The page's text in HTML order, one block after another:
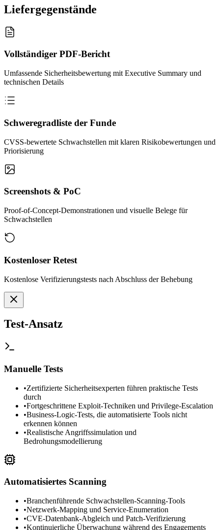
Liefergegenstände
Vollständiger PDF-Bericht
Umfassende Sicherheitsbewertung mit Executive Summary und
technischen Details
Schweregradliste der Funde
CVSS-bewertete Schwachstellen mit klaren Risikobewertungen und
Priorisierung
Screenshots & PoC
Proof-of-Concept-Demonstrationen und visuelle Belege für
Schwachstellen
Kostenloser Retest
Kostenlose Verifizierungstests nach Abschluss der Behebung
Test-Ansatz
Manuelle Tests
•Zertifizierte Sicherheitsexperten führen praktische Tests
durch
•Fortgeschrittene Exploit-Techniken und Privilege-Escalation
•Business-Logic-Tests, die automatisierte Tools nicht
erkennen können
•Realistische Angriffssimulation und
Bedrohungsmodellierung
Automatisiertes Scanning
•Branchenführende Schwachstellen-Scanning-Tools
•Netzwerk-Mapping und Service-Enumeration
•CVE-Datenbank-Abgleich und Patch-Verifizierung
•Kontinuierliche Überwachung während des Engagements